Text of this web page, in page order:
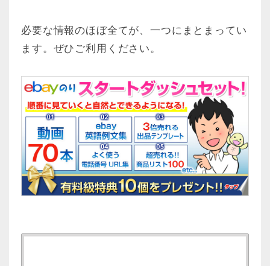
必要な情報のほぼ全てが、一つにまとまってい
ます。ぜひご利用ください。